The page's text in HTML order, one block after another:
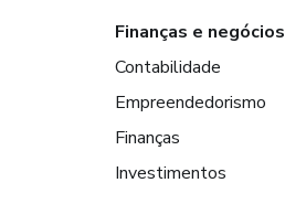
Finanças e negócios
Contabilidade
Empreendedorismo
Finanças
Investimentos